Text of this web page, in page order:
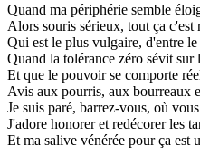
Quand ma périphérie semble
Alors souris sérieux, tout ça c'est
Qui est le plus vulgaire, d'entre
Quand la tolérance zéro sévit sur
Et que le pouvoir se comporte
Avis aux pourris, aux bourreaux
Je suis paré, barrez-vous, où
J'adore honorer et redécorer les
Et ma salive vénérée pour ça est